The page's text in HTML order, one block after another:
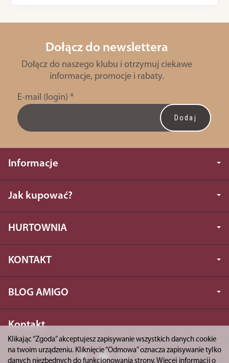
Dołącz do newslettera
Dołącz do naszego klubu i otrzymuj ciekawe
informacje, promocje i rabaty.
E-mail (login) *
Informacje
Jak kupować?
HURTOWNIA
KONTAKT
BLOG AMIGO
Kontakt
Klikając “Zgoda” akceptujesz zapisywanie wszystkich danych cookie
na twoim urządzeniu. Kliknięcie “Odmowa” oznacza zapisywanie tylko
danych niezbędnych do funkcjonowania strony. Więcej informacji o